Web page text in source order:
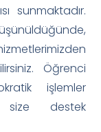
sunmaktadır.
Öğrenci
işlemler
size destek